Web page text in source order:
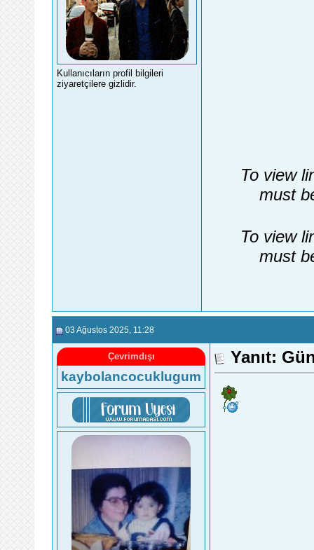
Kullanıcıların profil bilgileri
ziyaretçilere gizlidir.
To view
must
To view
must
03 Ağustos 2025 , 11:28
Çevrimdışı
kaybolancocuklugum
Yanıt: